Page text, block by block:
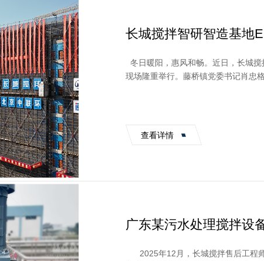
长城搅拌智研智造基
冬日暖阳，惠风和畅。近日，长城
现场隆重举行。藤桥镇党委书记肖忠
查看详情
广东某污水处理搅拌设
2025年12月，长城搅拌售后工程